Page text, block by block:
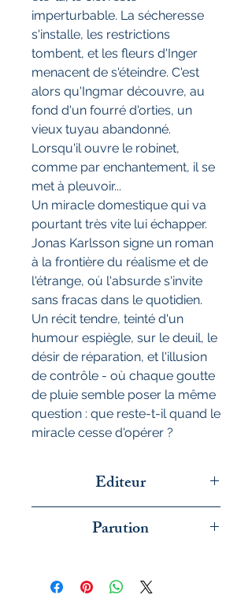
imperturbable. La sécheresse
s'installe, les restrictions
tombent, et les fleurs d'Inger
menacent de s'éteindre. C'est
alors qu'Ingmar découvre, au
fond d'un fourré d'orties, un
vieux tuyau abandonné.
Lorsqu'il ouvre le robinet,
comme par enchantement, il se
met à pleuvoir...
Un miracle domestique qui va
pourtant très vite lui échapper.
Jonas Karlsson signe un roman
à la frontière du réalisme et de
l'étrange, où l'absurde s'invite
sans fracas dans le quotidien.
Un récit tendre, teinté d'un
humour espiègle, sur le deuil, le
désir de réparation, et l'illusion
de contrôle - où chaque goutte
de pluie semble poser la même
question : que reste-t-il quand le
miracle cesse d'opérer ?
Editeur
Parution